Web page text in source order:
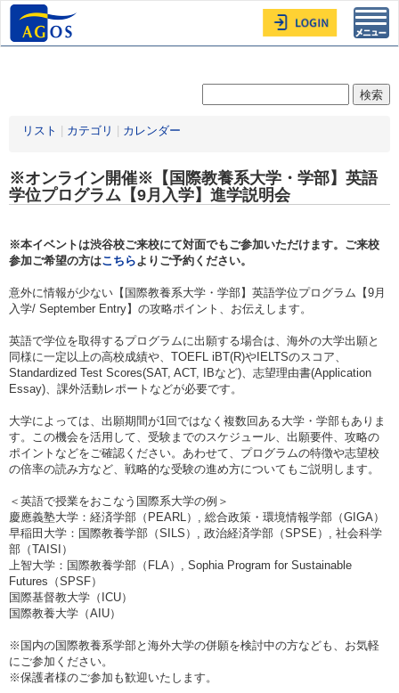
リスト カテゴリ カレンダー
※オンライン開催※【国際教養系大学・学部】英語
学位プログラム【9月入学】進学説明会
※本イベントは渋谷校ご来校にて対面でもご参加いただけます。ご来校
参加ご希望の方はこちらよりご予約ください。
意外に情報が少ない【国際教養系大学・学部】英語学位プログラム【9月
入学/ September Entry】の攻略ポイント、お伝えします。
英語で学位を取得するプログラムに出願する場合は、海外の大学出願と
同様に一定以上の高校成績や、TOEFL iBT(R)やIELTSのスコア、
Standardized Test Scores(SAT, ACT, IBなど)、志望理由書(Application
Essay)、課外活動レポートなどが必要です。
大学によっては、出願期間が1回ではなく複数回ある大学・学部もありま
す。この機会を活用して、受験までのスケジュール、出願要件、攻略の
ポイントなどをご確認ください。あわせて、プログラムの特徴や志望校
の倍率の読み方など、戦略的な受験の進め方についてもご説明します。
＜英語で授業をおこなう国際系大学の例＞
慶應義塾大学：経済学部（PEARL）, 総合政策・環境情報学部（GIGA）
早稲田大学：国際教養学部（SILS）, 政治経済学部（SPSE）, 社会科学
部（TAISI）
上智大学：国際教養学部（FLA）, Sophia Program for Sustainable
Futures（SPSF）
国際基督教大学（ICU）
国際教養大学（AIU）
※国内の国際教養系学部と海外大学の併願を検討中の方なども、お気軽
にご参加ください。
※保護者様のご参加も歓迎いたします。